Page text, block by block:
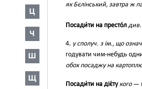
Ц
Ч
Ш
Щ
як Бєлінський, завтра ж
Посади́ти на престо́л див.
4. у сполуч. з ім., що
годувати чим-небудь
обох посаджу на
Посади́ти на діє́ту кого—